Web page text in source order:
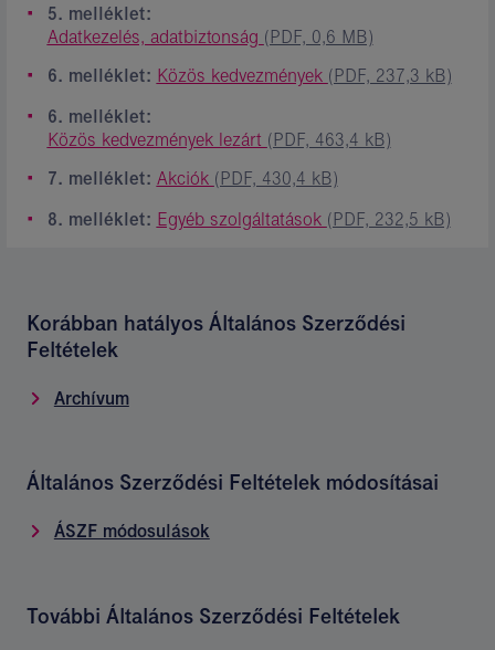
5. melléklet:
Adatkezelés, adatbiztonság (PDF, 0,6 MB)
6. melléklet: Közös kedvezmények (PDF, 237,3 kB)
6. melléklet:
Közös kedvezmények lezárt (PDF, 463,4 kB)
7. melléklet: Akciók (PDF, 430,4 kB)
8. melléklet: Egyéb szolgáltatások (PDF, 232,5 kB)
Korábban hatályos Általános Szerződési
Feltételek
Archívum
Általános Szerződési Feltételek módosításai
ÁSZF módosulások
További Általános Szerződési Feltételek